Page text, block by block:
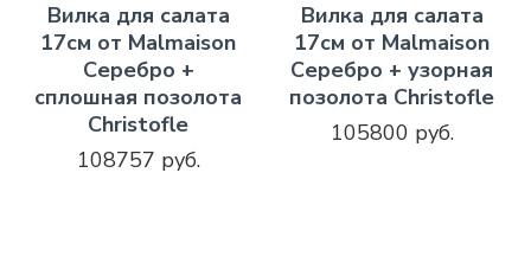
Вилка для салата
17см от Malmaison
Серебро +
сплошная позолота
Christofle
108757 руб.
Вилка для салата
17см от Malmaison
Серебро + узорная
позолота Christofle
105800 руб.